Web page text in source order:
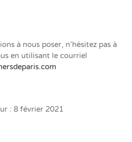
à nous poser, n’hésitez pas à
en utilisant le courriel
: 8 février 2021